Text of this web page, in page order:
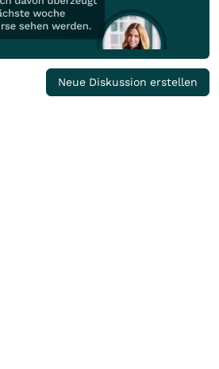
Neue Diskussion erstellen